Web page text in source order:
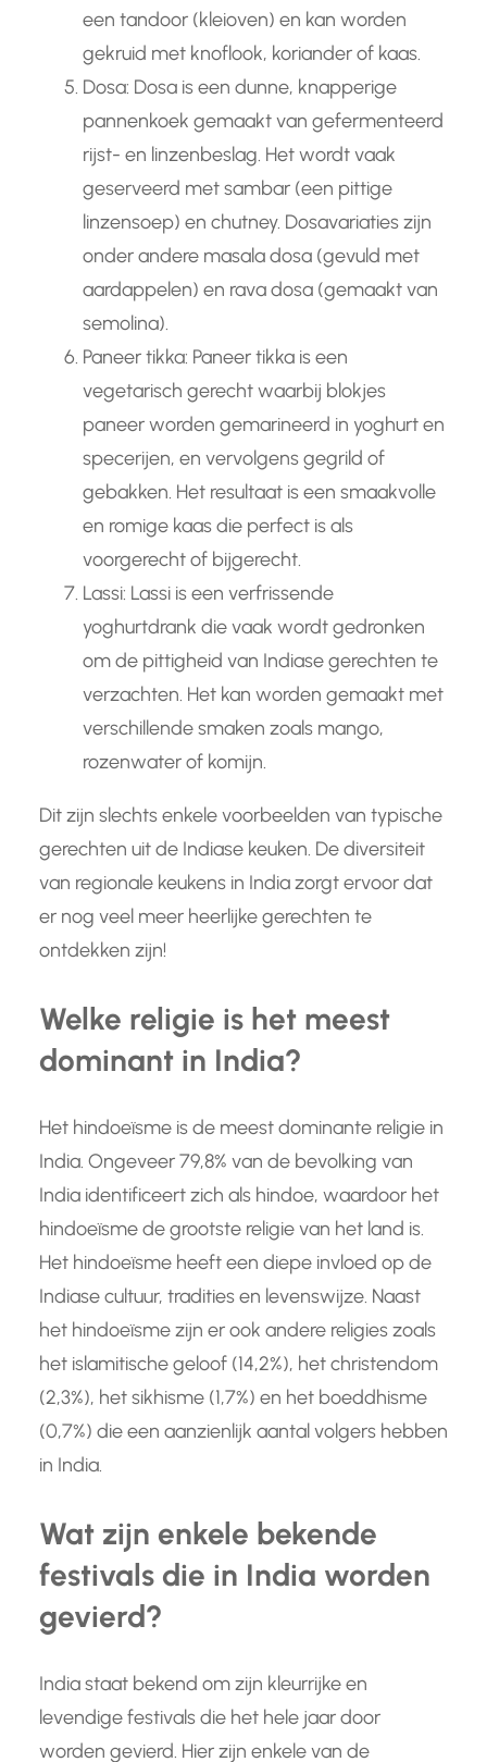
een tandoor (kleioven) en kan worden
gekruid met knoflook, koriander of kaas.
Dosa: Dosa is een dunne, knapperige
pannenkoek gemaakt van gefermenteerd
rijst- en linzenbeslag. Het wordt vaak
geserveerd met sambar (een pittige
linzensoep) en chutney. Dosavariaties zijn
onder andere masala dosa (gevuld met
aardappelen) en rava dosa (gemaakt van
semolina).
Paneer tikka: Paneer tikka is een
vegetarisch gerecht waarbij blokjes
paneer worden gemarineerd in yoghurt en
specerijen, en vervolgens gegrild of
gebakken. Het resultaat is een smaakvolle
en romige kaas die perfect is als
voorgerecht of bijgerecht.
Lassi: Lassi is een verfrissende
yoghurtdrank die vaak wordt gedronken
om de pittigheid van Indiase gerechten te
verzachten. Het kan worden gemaakt met
verschillende smaken zoals mango,
rozenwater of komijn.
Dit zijn slechts enkele voorbeelden van typische
gerechten uit de Indiase keuken. De diversiteit
van regionale keukens in India zorgt ervoor dat
er nog veel meer heerlijke gerechten te
ontdekken zijn!
Welke religie is het meest
dominant in India?
Het hindoeïsme is de meest dominante religie in
India. Ongeveer 79,8% van de bevolking van
India identificeert zich als hindoe, waardoor het
hindoeïsme de grootste religie van het land is.
Het hindoeïsme heeft een diepe invloed op de
Indiase cultuur, tradities en levenswijze. Naast
het hindoeïsme zijn er ook andere religies zoals
het islamitische geloof (14,2%), het christendom
(2,3%), het sikhisme (1,7%) en het boeddhisme
(0,7%) die een aanzienlijk aantal volgers hebben
in India.
Wat zijn enkele bekende
festivals die in India worden
gevierd?
India staat bekend om zijn kleurrijke en
levendige festivals die het hele jaar door
worden gevierd. Hier zijn enkele van de